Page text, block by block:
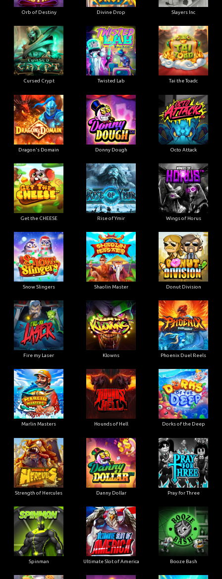
Orb of Destiny Divine Drop Slayers Inc
Cursed Crypt Twisted Lab Tai the Toadc
Dragon's Domain Donny Dough Octo Attack
Get the CHEESE Rise of Ymir Wings of Horus
Snow Slingers Shaolin Master Donut Division
Fire my Laser Klowns Phoenix Duel Reels
Marlin Masters Hounds of Hell Dorks of the Deep
Strength of Hercules Danny Dollar Pray for Three
Spinman Ultimate Slot of America Booze Bash